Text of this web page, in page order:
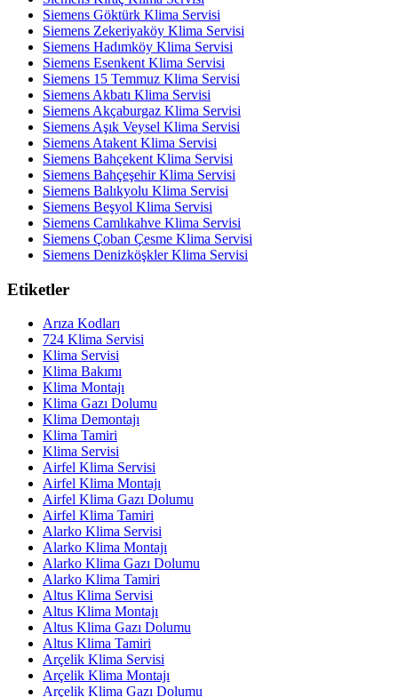
Siemens Göktürk Klima Servisi
Siemens Zekeriyaköy Klima Servisi
Siemens Hadımköy Klima Servisi
Siemens Esenkent Klima Servisi
Siemens 15 Temmuz Klima Servisi
Siemens Akbatı Klima Servisi
Siemens Akçaburgaz Klima Servisi
Siemens Aşık Veysel Klima Servisi
Siemens Atakent Klima Servisi
Siemens Bahçekent Klima Servisi
Siemens Bahçeşehir Klima Servisi
Siemens Balıkyolu Klima Servisi
Siemens Beşyol Klima Servisi
Siemens Camlıkahve Klima Servisi
Siemens Çoban Çesme Klima Servisi
Siemens Denizköşkler Klima Servisi
Etiketler
Arıza Kodları
724 Klima Servisi
Klima Servisi
Klima Bakımı
Klima Montajı
Klima Gazı Dolumu
Klima Demontajı
Klima Tamiri
Klima Servisi
Airfel Klima Servisi
Airfel Klima Montajı
Airfel Klima Gazı Dolumu
Airfel Klima Tamiri
Alarko Klima Servisi
Alarko Klima Montajı
Alarko Klima Gazı Dolumu
Alarko Klima Tamiri
Altus Klima Servisi
Altus Klima Montajı
Altus Klima Gazı Dolumu
Altus Klima Tamiri
Arçelik Klima Servisi
Arçelik Klima Montajı
Arçelik Klima Gazı Dolumu